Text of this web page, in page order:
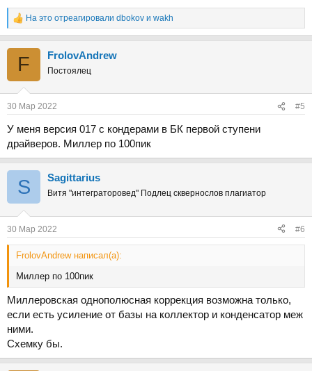
Р
е
На это отреагировали dbokov и wakh
F FrolovAndrew
Постоялец
30 Мар 2022 #5
У меня версия 017 с кондерами в БК первой ступени
драйверов. Миллер по 100пик
S Sаgittarius
Витя "интеграторовед" Подлец сквернослов плагиатор
30 Мар 2022 #6
FrolovAndrew написал(а):
Миллер по 100пик
Миллеровская однополюсная коррекция возможна только,
если есть усиление от базы на коллектор и конденсатор меж
ними.
Схемку бы.